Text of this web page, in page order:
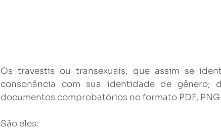
Os travestis ou transexuais, que assim se
consonância com sua identidade de gênero;
documentos comprobatórios no formato PDF,
São eles: